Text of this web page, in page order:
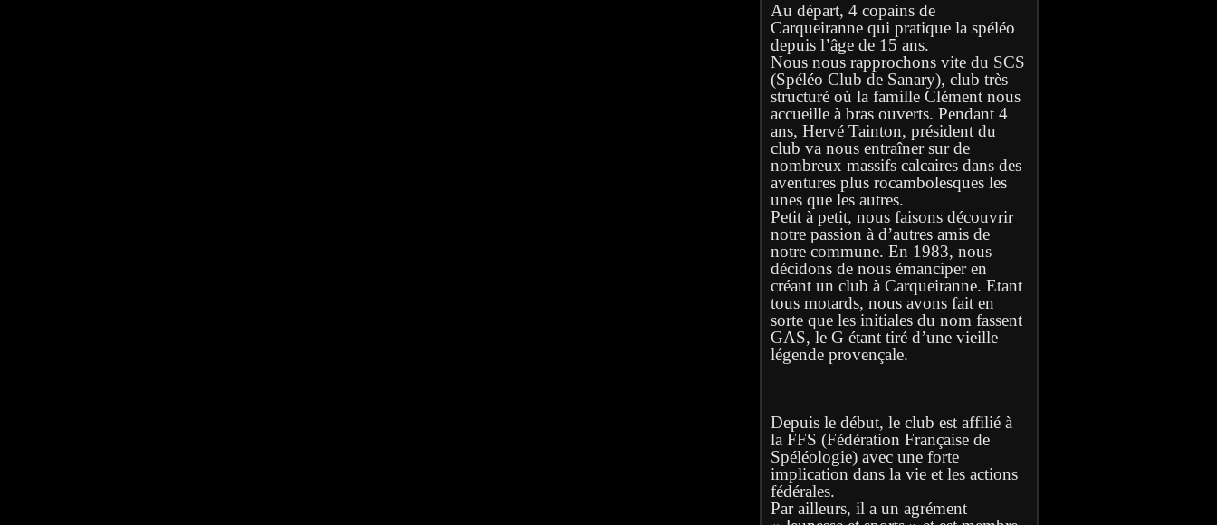
Au départ, 4 copains de
Carqueiranne qui pratique la spéléo
depuis l’âge de 15 ans.
Nous nous rapprochons vite du SCS
(Spéléo Club de Sanary), club très
structuré où la famille Clément nous
accueille à bras ouverts. Pendant 4
ans, Hervé Tainton, président du
club va nous entraîner sur de
nombreux massifs calcaires dans des
aventures plus rocambolesques les
unes que les autres.
Petit à petit, nous faisons découvrir
notre passion à d’autres amis de
notre commune. En 1983, nous
décidons de nous émanciper en
créant un club à Carqueiranne. Etant
tous motards, nous avons fait en
sorte que les initiales du nom fassent
GAS, le G étant tiré d’une vieille
légende provençale.
Depuis le début, le club est affilié à
la FFS (Fédération Française de
Spéléologie) avec une forte
implication dans la vie et les actions
fédérales.
Par ailleurs, il a un agrément